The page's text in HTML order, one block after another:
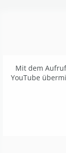
Mit dem
YouTube